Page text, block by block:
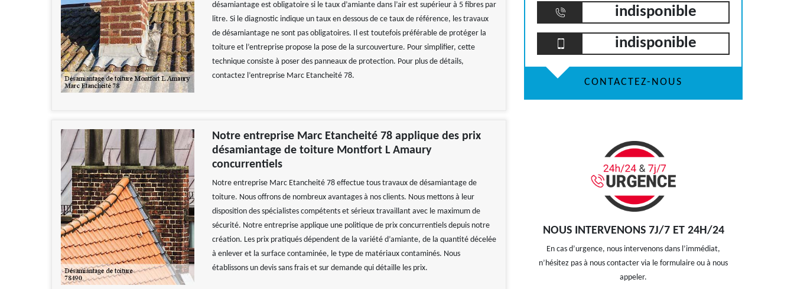
désamiantage est obligatoire si le taux d’amiante dans l’air est supérieur à 5 fibres par
litre. Si le diagnostic indique un taux en dessous de ce taux de référence, les travaux
de désamiantage ne sont pas obligatoires. Il est toutefois préférable de protéger la
toiture et l’entreprise propose la pose de la surcouverture. Pour simplifier, cette
technique consiste à poser des panneaux de protection. Pour plus de détails,
contactez l’entreprise Marc Etancheité 78.
Notre entreprise Marc Etancheité 78 applique des prix
désamiantage de toiture Montfort L Amaury
concurrentiels
Notre entreprise Marc Etancheité 78 effectue tous travaux de désamiantage de
toiture. Nous offrons de nombreux avantages à nos clients. Nous mettons à leur
disposition des spécialistes compétents et sérieux travaillant avec le maximum de
sécurité. Notre entreprise applique une politique de prix concurrentiels depuis notre
création. Les prix pratiqués dépendent de la variété d’amiante, de la quantité décelée
à enlever et la surface contaminée, le type de matériaux contaminés. Nous
établissons un devis sans frais et sur demande qui détaille les prix.
indisponible
indisponible
CONTACTEZ-NOUS
NOUS INTERVENONS 7J/7 ET 24H/24
En cas d’urgence, nous intervenons dans l’immédiat,
n’hésitez pas à nous contacter via le formulaire ou à nous
appeler.